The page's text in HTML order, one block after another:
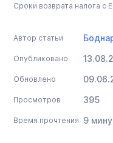
Сроки возврата налога с
Автор статьи
Опубликовано
Обновлено
Просмотров 395
Время прочтения 9